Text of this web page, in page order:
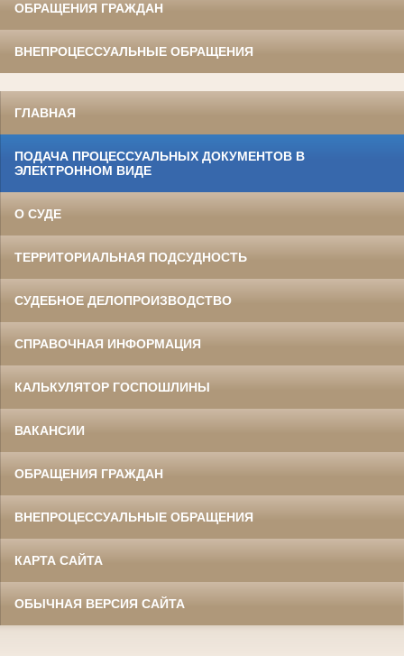
ОБРАЩЕНИЯ ГРАЖДАН
ВНЕПРОЦЕССУАЛЬНЫЕ ОБРАЩЕНИЯ
ГЛАВНАЯ
ПОДАЧА ПРОЦЕССУАЛЬНЫХ ДОКУМЕНТОВ В
ЭЛЕКТРОННОМ ВИДЕ
О СУДЕ
ТЕРРИТОРИАЛЬНАЯ ПОДСУДНОСТЬ
СУДЕБНОЕ ДЕЛОПРОИЗВОДСТВО
СПРАВОЧНАЯ ИНФОРМАЦИЯ
КАЛЬКУЛЯТОР ГОСПОШЛИНЫ
ВАКАНСИИ
ОБРАЩЕНИЯ ГРАЖДАН
ВНЕПРОЦЕССУАЛЬНЫЕ ОБРАЩЕНИЯ
КАРТА САЙТА
ОБЫЧНАЯ ВЕРСИЯ САЙТА